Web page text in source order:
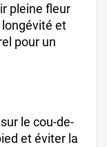
pleine fleur
et
pour un
le cou-de-
et éviter la